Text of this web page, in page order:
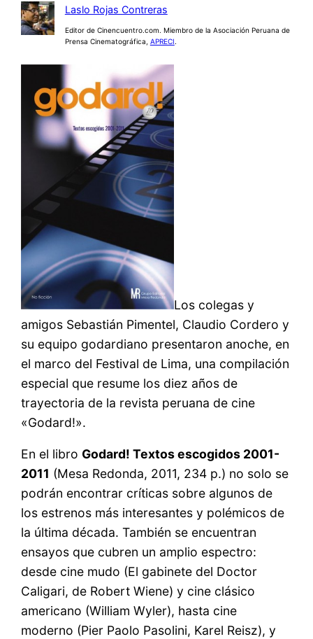
Laslo Rojas Contreras
Editor de Cinencuentro.com. Miembro de la Asociación Peruana de
Prensa Cinematográfica, APRECI.
Los colegas y
amigos Sebastián Pimentel, Claudio Cordero y
su equipo godardiano presentaron anoche, en
el marco del Festival de Lima, una compilación
especial que resume los diez años de
trayectoria de la revista peruana de cine
«Godard!».
En el libro Godard! Textos escogidos 2001-
2011 (Mesa Redonda, 2011, 234 p.) no solo se
podrán encontrar críticas sobre algunos de
los estrenos más interesantes y polémicos de
la última década. También se encuentran
ensayos que cubren un amplio espectro:
desde cine mudo (El gabinete del Doctor
Caligari, de Robert Wiene) y cine clásico
americano (William Wyler), hasta cine
moderno (Pier Paolo Pasolini, Karel Reisz), y